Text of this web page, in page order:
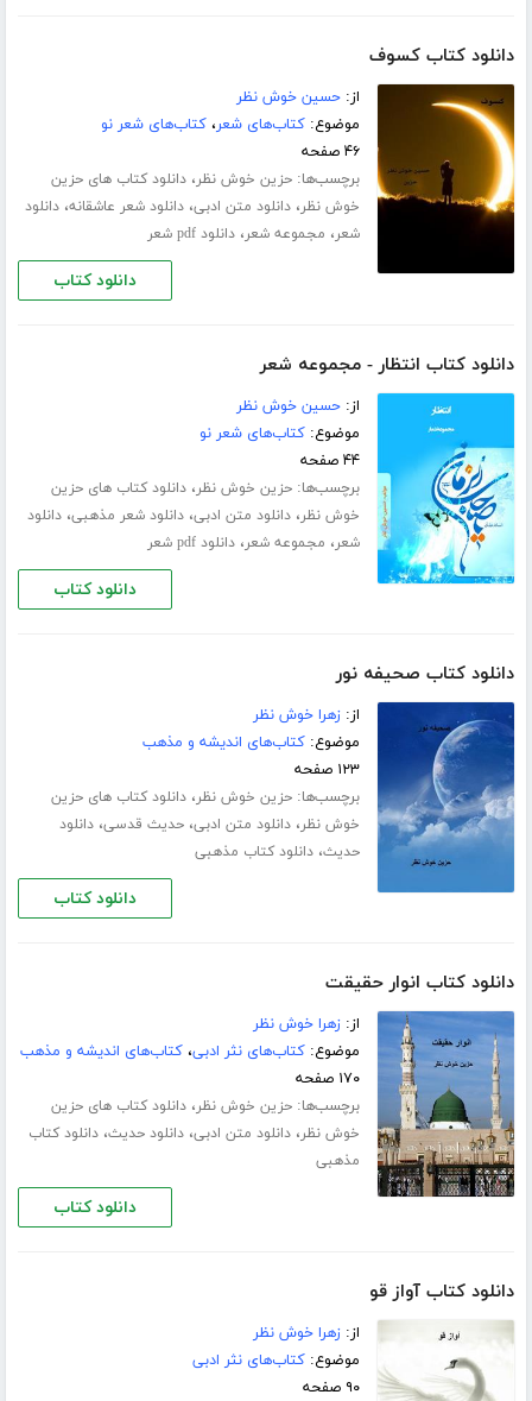
دانلود کتاب کسوف
از:حسین خوش نظر
موضوع:کتاب‌های شعر،کتاب‌های شعر نو
۴۶ صفحه
برچسب‌ها:حزین خوش نظر،دانلود کتاب های حزین
خوش نظر،دانلود متن ادبی،دانلود شعر عاشقانه،دانلود
شعر، مجموعه شعر،دانلود pdf شعر
دانلود کتاب
دانلود کتاب انتظار - مجموعه شعر
از:حسین خوش نظر
موضوع:کتاب‌های شعر نو
۴۴ صفحه
برچسب‌ها:حزین خوش نظر،دانلود کتاب های حزین
خوش نظر،دانلود متن ادبی،دانلود شعر مذهبی،دانلود
شعر، مجموعه شعر،دانلود pdf شعر
دانلود کتاب
دانلود کتاب صحیفه نور
از:زهرا خوش نظر
موضوع:کتاب‌های اندیشه و مذهب
۱۲۳ صفحه
برچسب‌ها:حزین خوش نظر،دانلود کتاب های حزین
خوش نظر،دانلود متن ادبی،حدیث قدسی،دانلود
حدیث،دانلود کتاب مذهبی
دانلود کتاب
دانلود کتاب انوار حقیقت
از:زهرا خوش نظر
موضوع:کتاب‌های نثر ادبی،کتاب‌های اندیشه و مذهب
۱۷۰ صفحه
برچسب‌ها:حزین خوش نظر،دانلود کتاب های حزین
خوش نظر،دانلود متن ادبی،دانلود حدیث،دانلود کتاب
مذهبی
دانلود کتاب
دانلود کتاب آواز قو
از:زهرا خوش نظر
موضوع:کتاب‌های نثر ادبی
۹۰ صفحه